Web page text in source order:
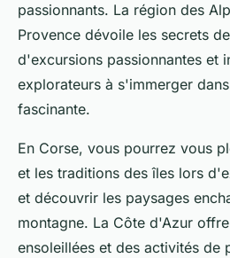
passionnants. La région des
Provence dévoile les secrets
d'excursions passionnantes et
explorateurs à s'immerger
fascinante.
En Corse, vous pourrez vous
et les traditions des îles lors
et découvrir les paysages
montagne. La Côte d'Azur
ensoleillées et des activités de